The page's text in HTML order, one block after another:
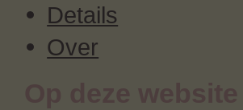
Details
Over
Op deze